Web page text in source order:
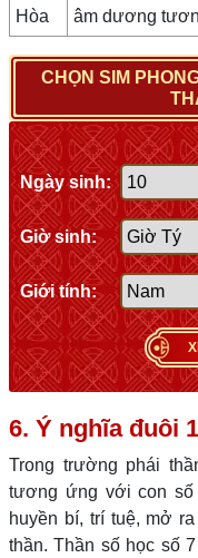
Hòa
âm dương
CHỌN SIM
Ngày sinh:
Giờ sinh:
Giới tính:
6. Ý nghĩa đuôi
Trong trường phái
tương ứng với con số
huyền bí, trí tuệ, mở
thần. Thần số học số